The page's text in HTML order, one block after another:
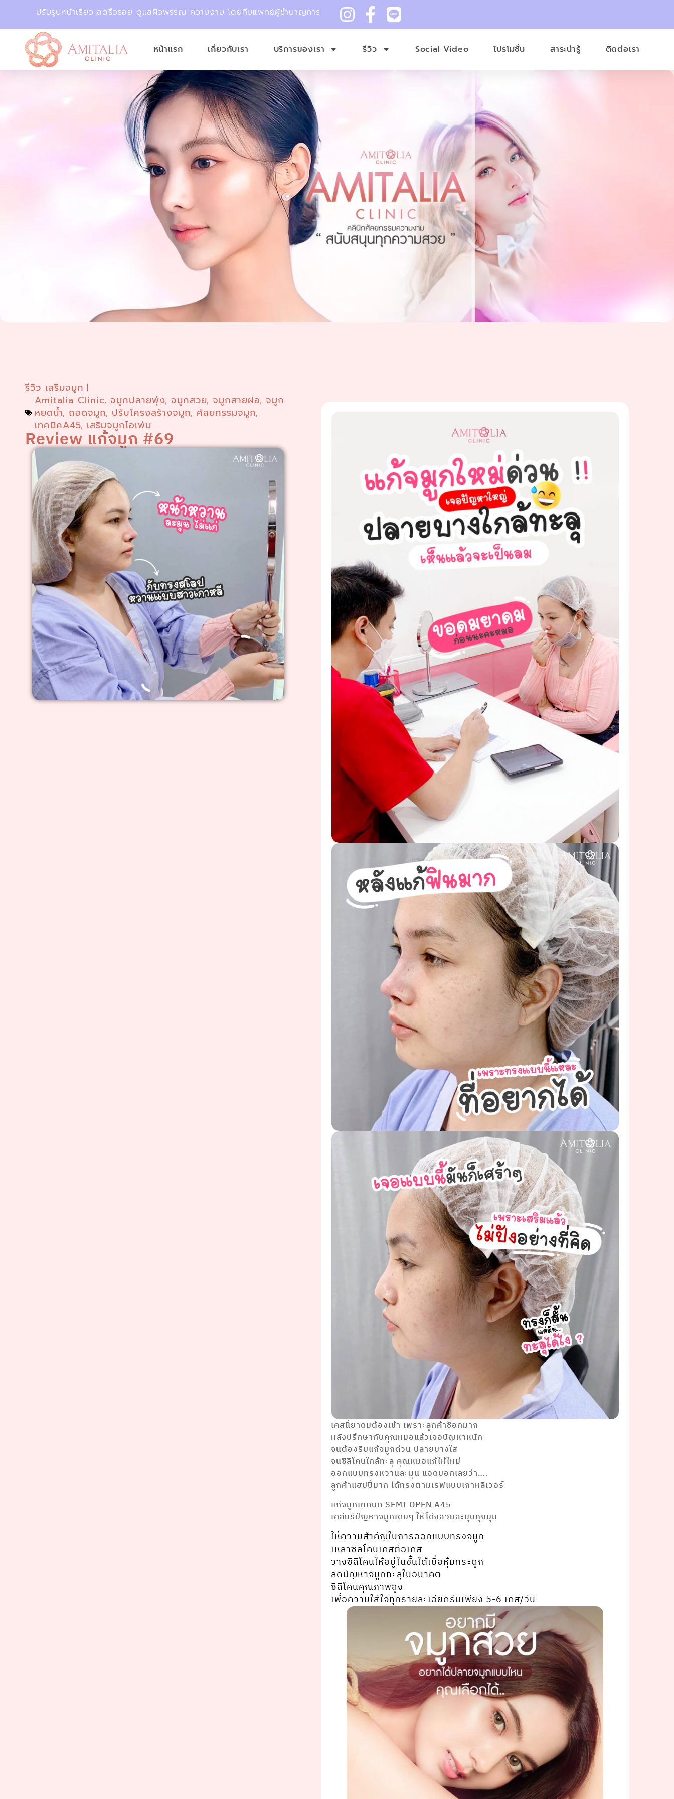
ปรับรูปหน้าเรียว ลดริ้วรอย ดูแลผิวพรรณ ความงาม โดยทีมแพทย์ผู้ชำนาญการ
หน้าแรก เกี่ยวกับเรา บริการของเรา รีวิว Social Video โปรโมชั่น สาระน่ารู้ ติดต่อเรา
รีวิว เสริมจมูก
Amitalia Clinic,จมูกปลายพุ่ง,จมูกสวย,จมูกสายฝอ,จมูก
หยดน้ำ, ถอดจมูก, ปรับโครงสร้างจมูก, ศัลยกรรมจมูก,
เทคนิคA45, เสริมจมูกโอเพ่น
Review แก้จมูก #69
เคสนี้ยาดมต้องเข้า เพราะลูกค้าช็อกมาก
หลังปรึกษากับคุณหมอแล้วเจอปัญหาหนัก
จนต้องรีบแก้จมูกด่วน ปลายบางใส
จนซิลิโคนใกล้ทะลุ คุณหมอแก้ให้ใหม่
ออกแบบทรงหวานละมุน แอดบอกเลยว่า….
ลูกค้าแฮปปี้มาก ได้ทรงตามเรฟแบบเกาหลีเวอร์
แก้จมูกเทคนิค SEMI OPEN A45
เคลียร์ปัญหาจมูกเดิมๆ ให้โด่งสวยละมุนทุกมุม
ให้ความสำคัญในการออกแบบทรงจมูก
เหลาซิลิโคนเคสต่อเคส
วางซิลิโคนให้อยู่ในชั้นใต้เยื่อหุ้มกระดูก
ลดปัญหาจมูกทะลุในอนาคต
ซิลิโคนคุณภาพสูง
เพื่อความใส่ใจทุกรายละเอียดรับเพียง 5-6 เคส/วัน